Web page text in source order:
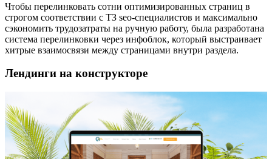
Чтобы перелинковать сотни оптимизированных страниц в
строгом соответствии с ТЗ seo-специалистов и максимально
сэкономить трудозатраты на ручную работу, была разработана
система перелинковки через инфоблок, который выстраивает
хитрые взаимосвязи между страницами внутри раздела.
Лендинги на конструкторе